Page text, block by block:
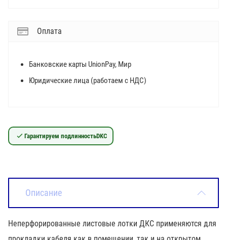
Оплата
Банковские карты UnionPay, Мир
Юридические лица (работаем с НДС)
Гарантируем подлинностьDKC
Описание
Неперфорированные листовые лотки ДКС применяются для